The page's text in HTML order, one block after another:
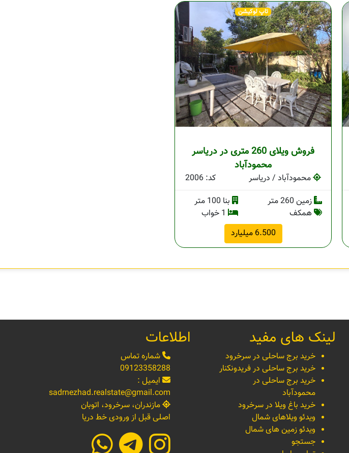
تاپ لوکیشن
فروش ویلای 260 متری در دریاسر
محمودآباد
محمودآباد / دریاسر
کد: 2006
زمین 260 متر
بنا 100 متر
همکف
6.500 میلیارد
لینک های مفید
خرید برج ساحلی در سرخرود
خرید برج ساحلی در فریدونکنار
خرید برج ساحلی در
محمودآباد
خرید باغ ویلا در سرخرود
ویدئو ویلاهای شمال
ویدئو زمین های شمال
جستجو
اطلاعات
شماره تماس
09123358288
ایمیل :
sadrnezhad.realstate@gmail.com
مازندران، سرخرود، اتوبان
اصلی قبل از ورودی خط دریا